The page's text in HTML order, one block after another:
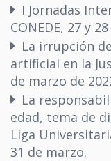
I Jornadas
CONEDE, 27 y
La irrupción
artificial en la
de marzo de
La
edad, tema de
Liga
31 de marzo.